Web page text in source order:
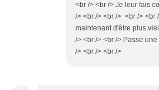
<br /> <br /> Je leur fais
/> <br /> <br /> <br /> <br
maintenant d'être plus
/> <br /> <br /> Passe
/> <br /> <br />